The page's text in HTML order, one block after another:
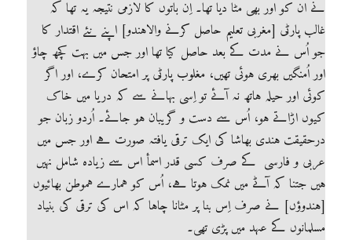
نے ان کو اور بھی مٹا دیا تھا۔ اِن باتوں کا لازمی نتیجہ یہ تھا کہ
غالب پارٹی [مغربی تعلیم حاصل کرنے والاہندو] اپنے نئے اقتدار کا
جو اُس نے مدت کے بعد حاصل کیا تھا اور جس میں بہت کچھ چاؤ
اور اُمنگیں بھری ہوئی تھیں، مغلوب پارٹی پر امتحان کرے، اور اگر
کوئی اور حیلہ ہاتھ نہ آئے تو اِسی بہانے سے کہ دریا میں خاک
کیوں اڑاتے ہو، اُس سے دست و گریبان ہو جائے۔ اُردو زبان جو
درحقیقت ہندی بھاشا کی ایک ترقی یافتہ صورت ہے اور جس میں
عربی و فارسی کے صرف کسی قدر اسمأ اس سے زیادہ شامل نہیں
ہیں جتنا کہ آٹے میں نمک ہوتا ہے، اُس کو ہمارے ہموطن بھائیوں
[ہندوؤں] نے صرف اِس بنا پر مٹانا چاہا کہ اس کی ترقی کی بنیاد
مسلمانوں کے عہد میں پڑی تھی۔